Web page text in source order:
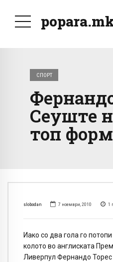
СПОРТ
Сеуште
топ
slobodan 7 ноември, 2010 1
Иако со два гола го
колото во англиската
Ливерпул Фернандо Торес